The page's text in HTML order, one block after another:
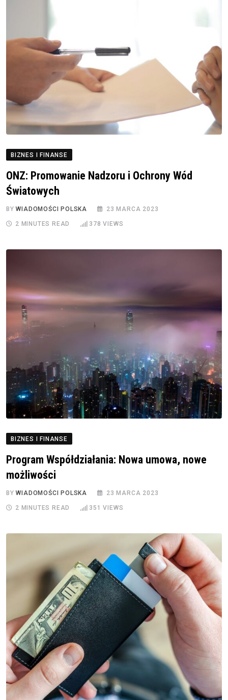
BIZNES I FINANSE
ONZ: Promowanie Nadzoru i Ochrony Wód
Światowych
BYWIADOMOŚCI POLSKA 23 MARCA 2023
2 MINUTES READ 378 VIEWS
BIZNES I FINANSE
Program Współdziałania: Nowa umowa, nowe
możliwości
BYWIADOMOŚCI POLSKA 23 MARCA 2023
2 MINUTES READ 351 VIEWS